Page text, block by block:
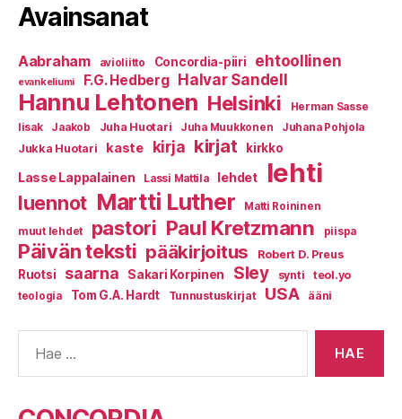
Avainsanat
Aabraham avioliitto Concordia-piiri ehtoollinen
evankeliumi F.G. Hedberg Halvar Sandell
Hannu Lehtonen Helsinki
Herman Sasse
Iisak
Jaakob Juha Huotari Juha Muukkonen Juhana Pohjola
Jukka Huotari kaste kirja kirjat kirkko
Lasse Lappalainen Lassi Mattila lehdet lehti
luennot Martti Luther
Matti Roininen
muut lehdet
pastori Paul Kretzmann piispa
Päivän teksti pääkirjoitus Robert D. Preus
Ruotsi saarna Sakari Korpinen Sley synti teol.yo
teologia Tom G.A. Hardt Tunnustuskirjat USA ääni